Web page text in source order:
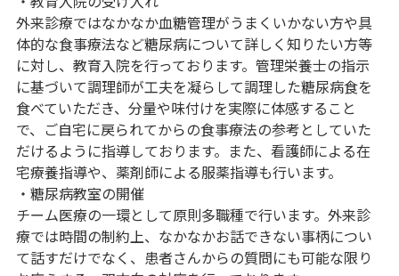
外来診療ではなかなか血糖管理がうまくいかない方や具
体的な食事療法など糖尿病について詳しく知りたい方等
に対し、教育入院を行っております。管理栄養士の指示
に基づいて調理師が工夫を凝らして調理した糖尿病食を
食べていただき、分量や味付けを実際に体感すること
で、ご自宅に戻られてからの食事療法の参考としていた
だけるように指導しております。また、看護師による在
宅療養指導や、薬剤師による服薬指導も行います。
・糖尿病教室の開催
チーム医療の一環として原則多職種で行います。外来診
療では時間の制約上、なかなかお話できない事柄につい
て話すだけでなく、患者さんからの質問にも可能な限り